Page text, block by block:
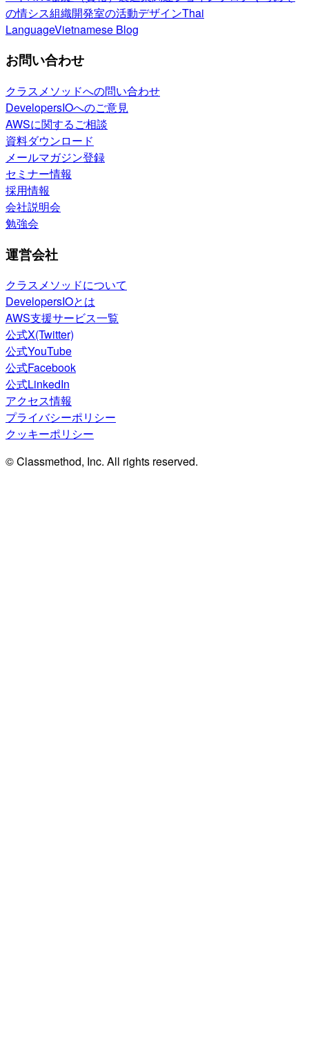
の情シス組織開発室の活動デザインThai
LanguageVietnamese Blog
お問い合わせ
クラスメソッドへの問い合わせ
DevelopersIOへのご意見
AWSに関するご相談
資料ダウンロード
メールマガジン登録
セミナー情報
採用情報
会社説明会
勉強会
運営会社
クラスメソッドについて
DevelopersIOとは
AWS支援サービス一覧
公式X(Twitter)
公式YouTube
公式Facebook
公式LinkedIn
アクセス情報
プライバシーポリシー
クッキーポリシー
© Classmethod, Inc. All rights reserved.